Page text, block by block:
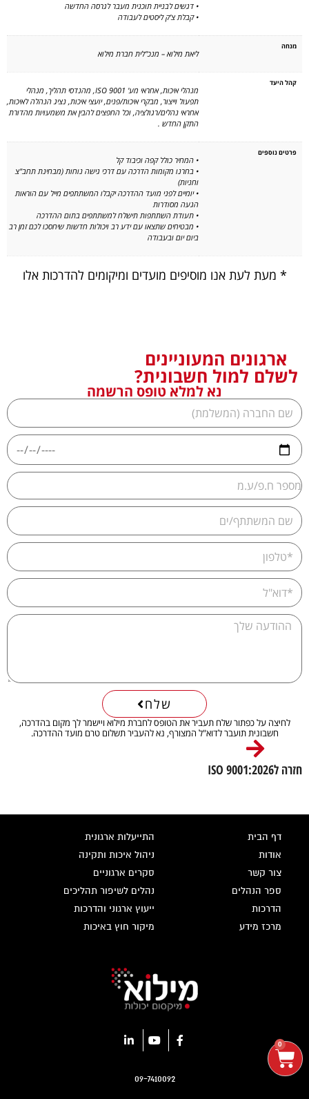
0
• דגשים לבניית תוכנית מעבר לגרסה החדשה
• קבלת צ'ק ליסטים לעבודה
מנחה
ליאת מילוא – מנכ"לית חברת מילוא
קהל היעד
מנהלי איכות, אחראי מע' ISO 9001, מהנדסי תהליך, מנהלי
תפעול וייצור, מבקרי איכות/פנים, יועצי איכות, נציג הנהלה לאיכות,
אחראי נהלים/רגולציה, וכל החפצים להבין את משמעויות מהדורת
התקן החדש .
פרטים נוספים
• המחיר כולל קפה וכיבוד קל
• בחרנו מקומות הדרכה עם דרכי גישה נוחות (מבחינת תחב"צ
וחניות)
• יומיים לפני מועד ההדרכה יקבלו המשתתפים מייל עם הוראות
הגעה מסודרות
• תעודת השתתפות תישלח למשתתפים בתום ההדרכה
• מבטיחים שתצאו עם ידע רב ויכולות חדשות שיחסכו לכם זמן רב
ביום יום ובעבודה
* מעת לעת אנו מוסיפים מועדים ומיקומים להדרכות אלו
ארגונים המעוניינים
לשלם למול חשבונית?
נא למלא טופס הרשמה
שלח
לחיצה על כפתור שלח תעביר את הטופס לחברת מילוא ויישמר לך מקום בהדרכה,
חשבונית תועבר לדוא"ל המצורף, נא להעביר תשלום טרם מועד ההדרכה.
חזרה לISO 9001:2026
דף הבית
אודות
צור קשר
ספר הנהלים
הדרכות
מרכז מידע
התייעלות ארגונית
ניהול איכות ותקינה
סקרים ארגוניים
נהלים לשיפור תהליכים
ייעוץ ארגוני והדרכות
מיקור חוץ באיכות
09-7410092